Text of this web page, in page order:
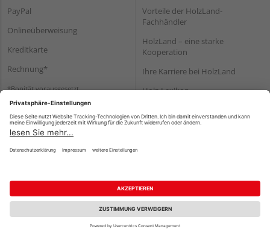
PayPal
Onlineüberweisung
Kreditkarte
Rechnung*
*Bonität vorausgesetzt
Vorteile der HolzLand-
Fachhändler
HolzLand – eine starke
Kooperation
Ihre Karriere bei HolzLand
Holz-Lexikon
Impressum Datenschutz
Nutzungsbedingungen
Barrierefreiheitserklärung
Vertrag widerrufen